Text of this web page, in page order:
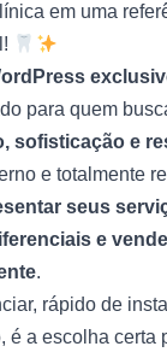
em uma
para quem
sofisticação e
e totalmente
seus
e
.
rápido de
é a escolha certa